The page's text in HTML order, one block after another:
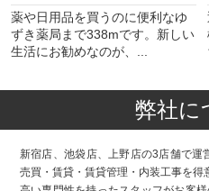
薬や日用品を買うのに便利なゆ
ずき薬局まで338mです。新しい
生活にお勧めなのが、...
弊社に
新宿店、池袋店、上野店の3店舗で運
売買・賃貸・賃貸管理・内装工事を得